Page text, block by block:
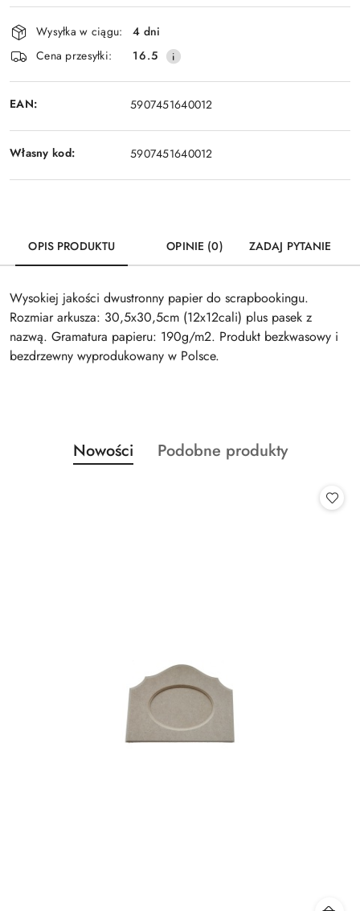
Dostępność
i
dostawa
Wysyłka w ciągu:
4 dni
Cena przesyłki:
16.5
EAN: 5907451640012
Własny kod: 5907451640012
OPIS PRODUKTU OPINIE (0) ZADAJ PYTANIE
Wysokiej jakości dwustronny papier do scrapbookingu.
Rozmiar arkusza: 30,5x30,5cm (12x12cali) plus pasek z
nazwą. Gramatura papieru: 190g/m2. Produkt bezkwasowy i
bezdrzewny wyprodukowany w Polsce.
Pomiń karuzelę produktów
Produkty
o
Nowości
Produkty
Podobne produkty